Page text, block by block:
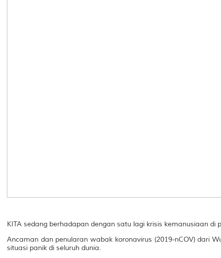
KITA sedang berhadapan dengan satu lagi krisis kemanusiaan di
Ancaman dan penularan wabak koronavirus (2019-nCOV) dari
situasi panik di seluruh dunia.